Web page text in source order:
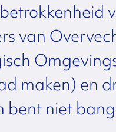
van
maken) en
bent niet